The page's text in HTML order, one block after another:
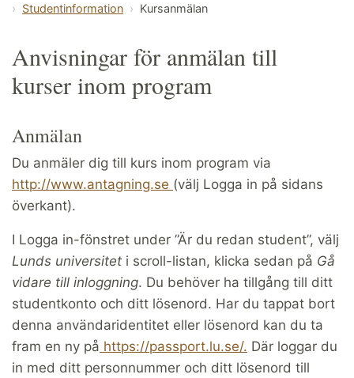
Studentinformation
Kursanmälan
Anvisningar för anmälan till
kurser inom program
Anmälan
Du anmäler dig till kurs inom program via
http://www.antagning.se (välj Logga in på sidans
överkant).
I Logga in-fönstret under ”Är du redan student”, välj
Lunds universitet i scroll-listan, klicka sedan på Gå
vidare till inloggning. Du behöver ha tillgång till ditt
studentkonto och ditt lösenord. Har du tappat bort
denna användaridentitet eller lösenord kan du ta
fram en ny på https://passport.lu.se/. Där loggar du
in med ditt personnummer och ditt lösenord till